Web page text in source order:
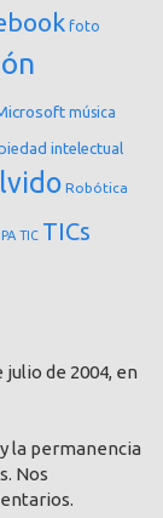
foto
música
intelectual
Robótica
TIC TICs
de 2004, en
la permanencia
Nos